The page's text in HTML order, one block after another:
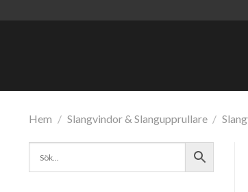
Hem / Slangvindor & Slangupprullare /